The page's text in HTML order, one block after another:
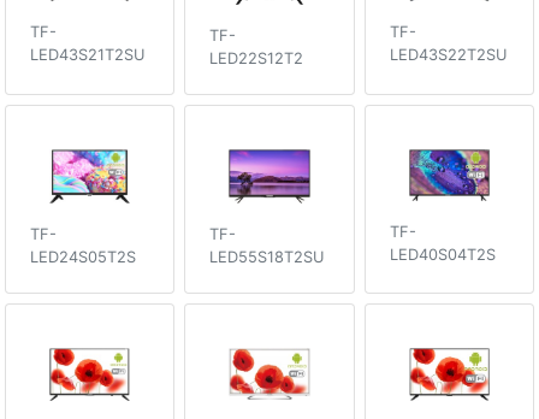
TF-
LED43S21T2SU
TF-
LED22S12T2
TF-
LED43S22T2SU
TF-
LED24S05T2S
TF-
LED55S18T2SU
TF-
LED40S04T2S